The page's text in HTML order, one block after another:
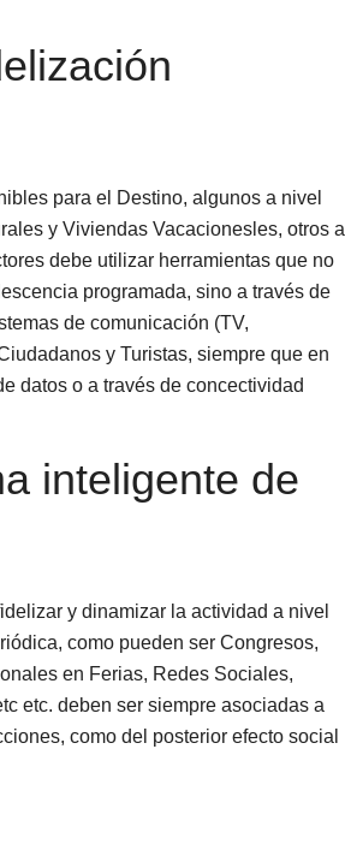
para el Destino, algunos a nivel
y Viviendas Vacacionesles, otros a
debe utilizar herramientas que no
programada, sino a través de
de comunicación (TV,
y Turistas, siempre que en
datos o a través de concectividad
inteligente de
y dinamizar la actividad a nivel
como pueden ser Congresos,
en Ferias, Redes Sociales,
etc. deben ser siempre asociadas a
como del posterior efecto social